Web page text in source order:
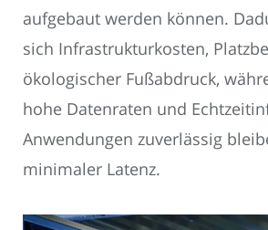
aufgebaut werden können.
sich Infrastrukturkosten,
ökologischer Fußabdruck,
hohe Datenraten und
Anwendungen zuverlässig
minimaler Latenz.